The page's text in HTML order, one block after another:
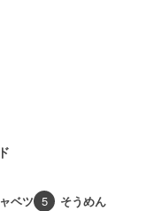
ベツ 5 そうめん